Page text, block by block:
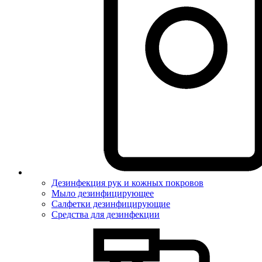
Дезинфекция рук и кожных покровов
Мыло дезинфицирующее
Салфетки дезинфицирующие
Средства для дезинфекции